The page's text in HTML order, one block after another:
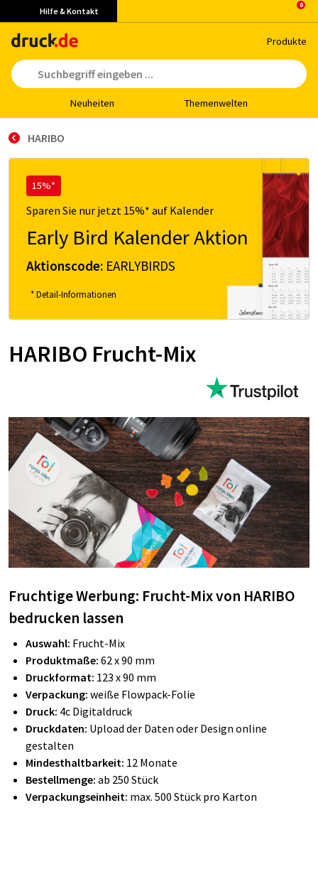
Hilfe & Kontakt
Pro­duk­te
Neu­hei­ten The­men­wel­ten
HARIBO
15%*
Sparen Sie nur jetzt 15%* auf Kalender
Early Bird Kalender Aktion
Aktionscode: EARLYBIRDS
* Detail-Informationen
HARIBO Frucht-Mix
Fruchtige Werbung: Frucht-Mix von HARIBO
bedrucken lassen
Auswahl: Frucht-Mix
Produktmaße: 62 x 90 mm
Druckformat: 123 x 90 mm
Verpackung: weiße Flowpack-Folie
Druck: 4c Digitaldruck
Druckdaten: Upload der Daten oder Design online
gestalten
Mindesthaltbarkeit: 12 Monate
Bestellmenge: ab 250 Stück
Verpackungseinheit: max. 500 Stück pro Karton